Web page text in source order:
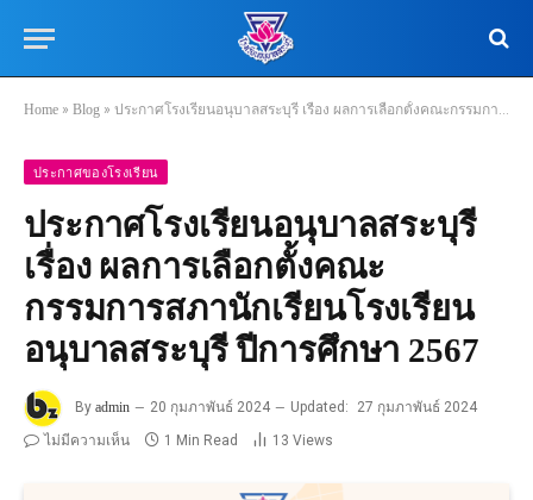
Home » Blog » ประกาศโรงเรียนอนุบาลสระบุรี เรื่อง ผลการเลือกตั้งคณะกรรมการสภานักเรียนโรงเรียนอนุบาลสระบุรี ปีการศึกษา 2567
ประกาศของโรงเรียน
ประกาศโรงเรียนอนุบาลสระบุรี
เรื่อง ผลการเลือกตั้งคณะ
กรรมการสภานักเรียนโรงเรียน
อนุบาลสระบุรี ปีการศึกษา 2567
By admin 20 กุมภาพันธ์ 2024 Updated:
27 กุมภาพันธ์ 2024
ไม่มีความเห็น
1 Min Read 13 Views